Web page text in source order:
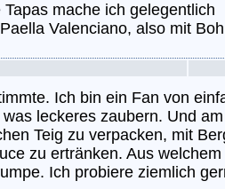
Tapas mache ich gelegentlich
Valenciano, also mit
Ich bin ein Fan von
leckeres zaubern. Und
Teig zu verpacken, mit
zu ertränken. Aus
Ich probiere ziemlich